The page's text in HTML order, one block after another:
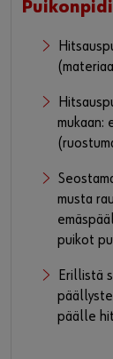
mukaan:
musta
puikot
Erillistä
päälle